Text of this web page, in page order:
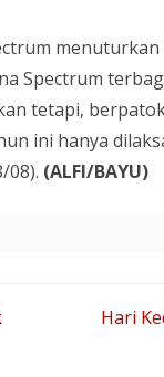
Spectrum
tetapi,
ini hanya
08). (ALFI/BAYU)
Hari